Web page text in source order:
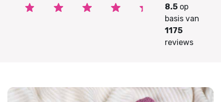
8.5op
basis van
1175
reviews